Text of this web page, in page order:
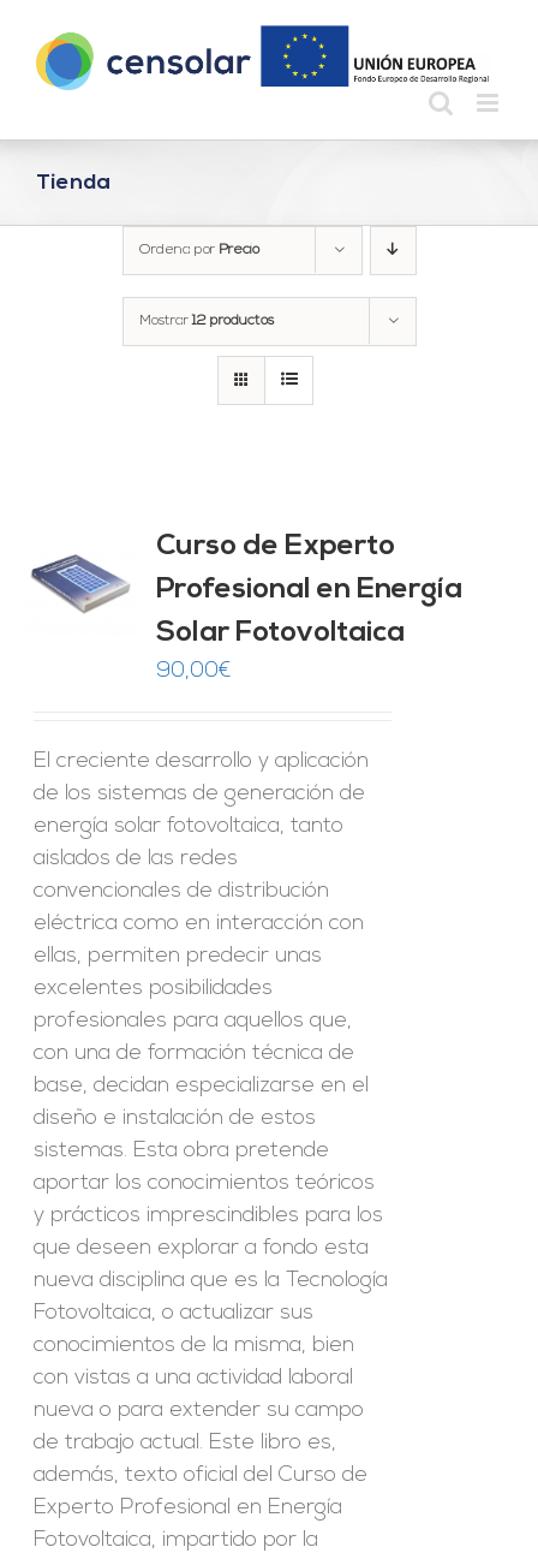
contenido
Tienda
Ordena por Precio
Mostrar12 productos
Curso de Experto
Profesional en Energía
Solar Fotovoltaica
90,00€
El creciente desarrollo y aplicación
de los sistemas de generación de
energía solar fotovoltaica, tanto
aislados de las redes
convencionales de distribución
eléctrica como en interacción con
ellas, permiten predecir unas
excelentes posibilidades
profesionales para aquellos que,
con una de formación técnica de
base, decidan especializarse en el
diseño e instalación de estos
sistemas. Esta obra pretende
aportar los conocimientos teóricos
y prácticos imprescindibles para los
que deseen explorar a fondo esta
nueva disciplina que es la Tecnología
Fotovoltaica, o actualizar sus
conocimientos de la misma, bien
con vistas a una actividad laboral
nueva o para extender su campo
de trabajo actual. Este libro es,
además, texto oficial del Curso de
Experto Profesional en Energía
Fotovoltaica, impartido por la